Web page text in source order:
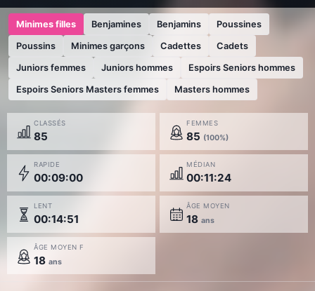
Minimes filles Benjamines Benjamins Poussines
Poussins Minimes garçons Cadettes Cadets
Juniors femmes Juniors hommes Espoirs Seniors hommes
Espoirs Seniors Masters femmes Masters hommes
CLASSÉS
85
FEMMES
85 (100%)
RAPIDE
00:09:00
MÉDIAN
00:11:24
LENT
00:14:51
ÂGE MOYEN
18 ans
ÂGE MOYEN F
18 ans